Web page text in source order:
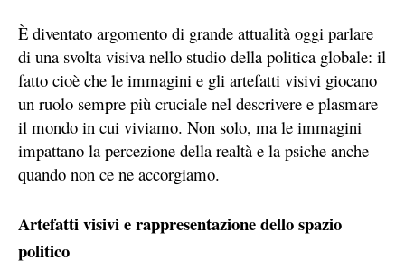
È diventato argomento di grande attualità oggi parlare
di una svolta visiva nello studio della politica globale: il
fatto cioè che le immagini e gli artefatti visivi giocano
un ruolo sempre più cruciale nel descrivere e plasmare
il mondo in cui viviamo. Non solo, ma le immagini
impattano la percezione della realtà e la psiche anche
quando non ce ne accorgiamo.
Artefatti visivi e rappresentazione dello spazio
politico